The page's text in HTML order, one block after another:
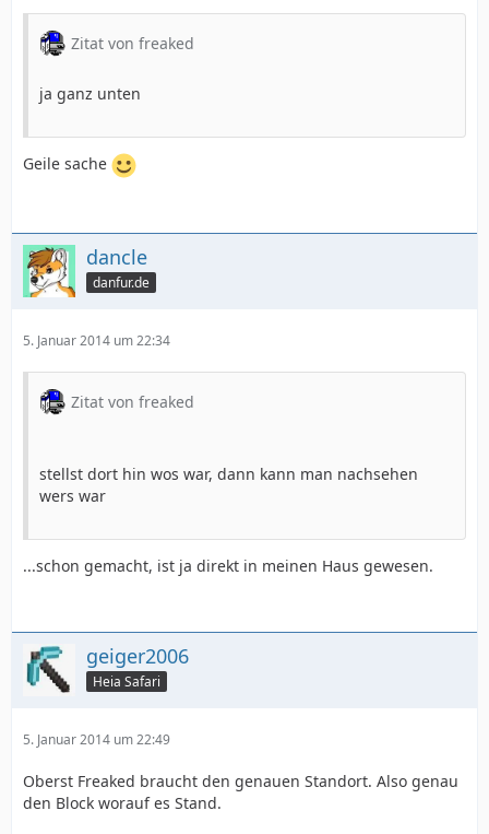
Zitat von freaked
ja ganz unten
Geile sache
dancle
danfur.de
5. Januar 2014 um 22:34
Zitat von freaked
stellst dort hin wos war, dann kann man nachsehen
wers war
...schon gemacht, ist ja direkt in meinen Haus gewesen.
geiger2006
Heia Safari
5. Januar 2014 um 22:49
Oberst Freaked braucht den genauen Standort. Also genau
den Block worauf es Stand.